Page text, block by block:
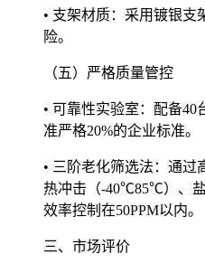
• 支架材质：采用镀银支
险。
（五）严格质量管控
• 可靠性实验室：配备
准严格20%的企业标准。
• 三阶老化筛选法：通
热冲击（-40℃85℃）、
效率控制在50PPM以内。
三、市场评价